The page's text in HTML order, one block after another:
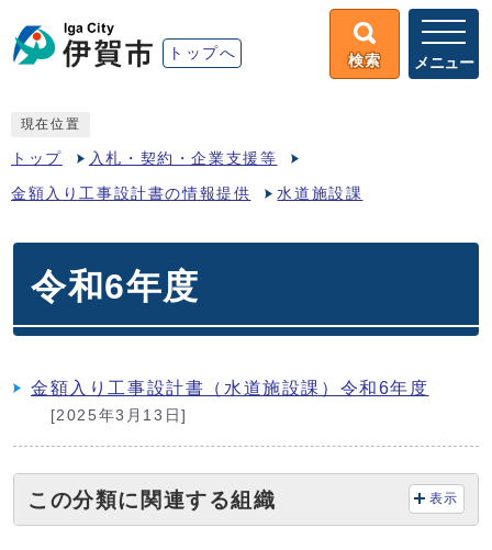
トップへ 検索 メニュー
現在位置
トップ 入札・契約・企業支援等
金額入り工事設計書の情報提供 水道施設課
令和6年度
金額入り工事設計書（水道施設課）令和6年度
[2025年3月13日]
この分類に関連する組織 表示